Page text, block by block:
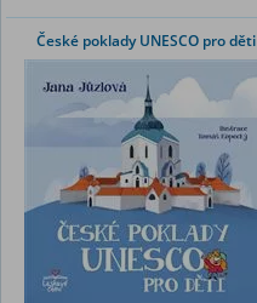
České poklady UNESCO pro děti